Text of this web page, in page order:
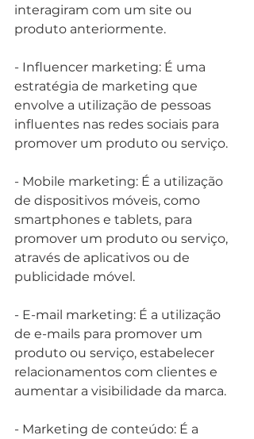
interagiram com um site ou
produto anteriormente.
- Influencer marketing: É uma
estratégia de marketing que
envolve a utilização de pessoas
influentes nas redes sociais para
promover um produto ou serviço.
- Mobile marketing: É a utilização
de dispositivos móveis, como
smartphones e tablets, para
promover um produto ou serviço,
através de aplicativos ou de
publicidade móvel.
- E-mail marketing: É a utilização
de e-mails para promover um
produto ou serviço, estabelecer
relacionamentos com clientes e
aumentar a visibilidade da marca.
- Marketing de conteúdo: É a